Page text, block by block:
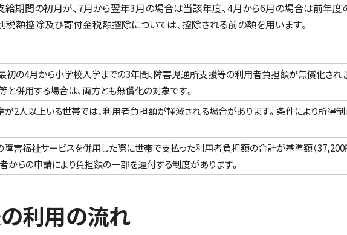
期間の初月が、7月から翌年3月の場合は当該年度、4月から6月の場合は前年度
額控除及び寄付金税額控除については、控除される前の額を用います。
初の4月から小学校入学までの3年間、障害児通所支援等の利用者負担額が無償化され
と併用する場合は、両方とも無償化の対象です。
2人以上いる世帯では、利用者負担額が軽減される場合があります。条件により所得
害福祉サービスを併用した際に世帯で支払った利用者負担額の合計が基準額（37,200
からの申請により負担額の一部を還付する制度があります。
利用の流れ